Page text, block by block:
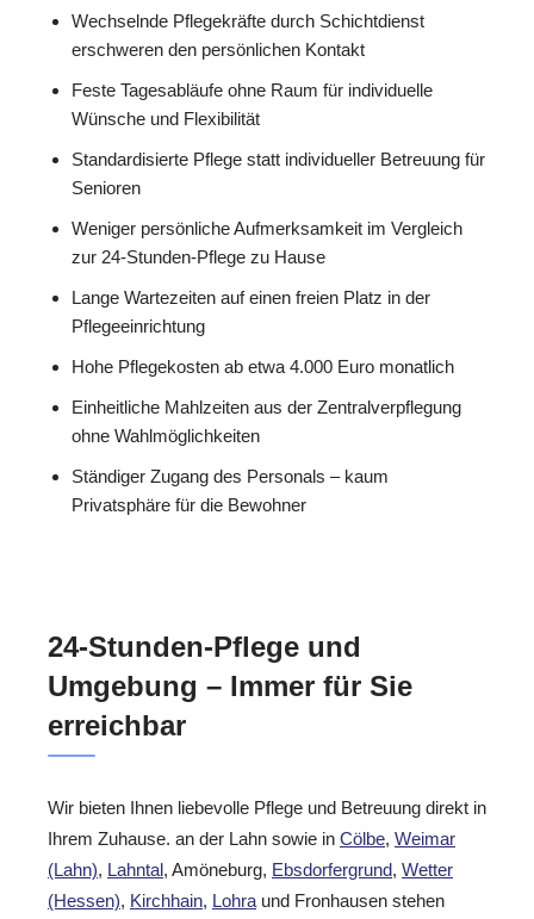
Wechselnde Pflegekräfte durch Schichtdienst
erschweren den persönlichen Kontakt
Feste Tagesabläufe ohne Raum für individuelle
Wünsche und Flexibilität
Standardisierte Pflege statt individueller Betreuung für
Senioren
Weniger persönliche Aufmerksamkeit im Vergleich
zur 24-Stunden-Pflege zu Hause
Lange Wartezeiten auf einen freien Platz in der
Pflegeeinrichtung
Hohe Pflegekosten ab etwa 4.000 Euro monatlich
Einheitliche Mahlzeiten aus der Zentralverpflegung
ohne Wahlmöglichkeiten
Ständiger Zugang des Personals – kaum
Privatsphäre für die Bewohner
24-Stunden-Pflege und
Umgebung – Immer für Sie
erreichbar
Wir bieten Ihnen liebevolle Pflege und Betreuung direkt in
Ihrem Zuhause. an der Lahn sowie in Cölbe, Weimar
(Lahn), Lahntal, Amöneburg, Ebsdorfergrund, Wetter
(Hessen), Kirchhain, Lohra und Fronhausen stehen